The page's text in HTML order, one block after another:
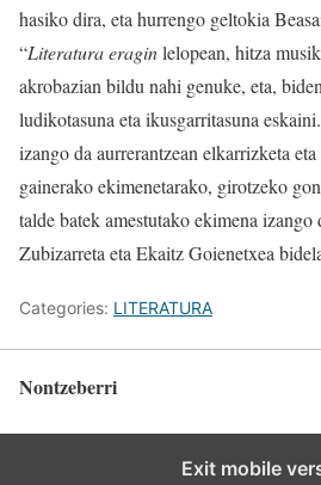
hasiko dira, eta hurrengo geltokia
“Literatura eraginlelopean, hitza
akrobazian bildu nahi genuke, eta,
ludikotasuna eta ikusgarritasuna
izango da aurrerantzean elkarrizketa
gainerako ekimenetarako, girotzeko
talde batek amestutako ekimena izango
Zubizarreta eta Ekaitz Goienetxea
Categories: LITERATURA
Nontzeberri
Exit mobile